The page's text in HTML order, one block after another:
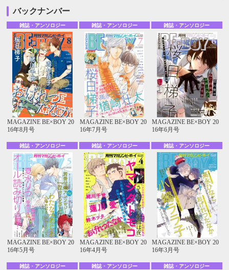
バックナンバー
雑誌・アンソロジー
MAGAZINE BE×BOY 20
16年8月号
雑誌・アンソロジー
MAGAZINE BE×BOY 20
16年7月号
雑誌・アンソロジー
MAGAZINE BE×BOY 20
16年6月号
雑誌・アンソロジー
MAGAZINE BE×BOY 20
16年5月号
雑誌・アンソロジー
MAGAZINE BE×BOY 20
16年4月号
雑誌・アンソロジー
MAGAZINE BE×BOY 20
16年3月号
雑誌・アンソロジー 雑誌・アンソロジー 雑誌・アンソロジー